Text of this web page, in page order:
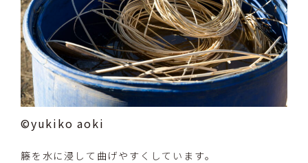
©yukiko aoki
籐を水に浸して曲げやすくしています。